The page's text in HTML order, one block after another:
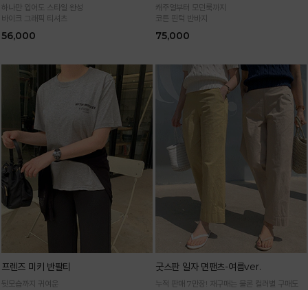
하나만 입어도 스타일 완성
바이크 그래픽 티셔츠
56,000
캐주얼부터 모던룩까지
코튼 핀턱 반바지
75,000
프렌즈 미키 반팔티
뒷모습까지 귀여운
굿스판 일자 면팬츠-여름ver.
누적 판매 7만장! 재구매는 물론 컬러별 구매도